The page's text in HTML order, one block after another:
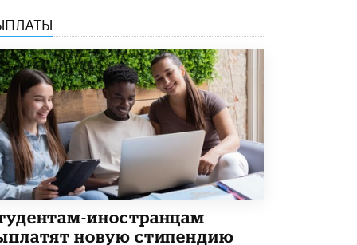
«Евгений Онегин» станет обязательным
для повторения в 10–11-х классах
4 ИЮНЯ /КАЧЕСТВО ОБРАЗОВАНИЯ
В Общественной палате предложили
шить школьную форму с учетом
национальных традиций регионов
4 ИЮНЯ / ШКОЛЬНИКИ
В Госдуме предложили ввести онлайн-
формат для апелляций ЕГЭ
3 ИЮНЯ /ЕГЭ И ОГЭ
​Яндекс выпустил бесплатный курс по
иностранцам
новую стипендию